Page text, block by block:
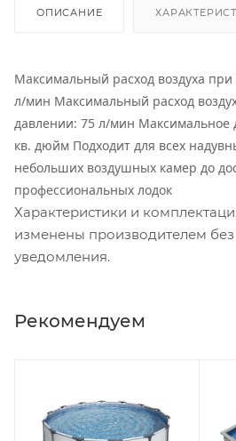
ОПИСАНИЕ
Максимальный расход воздуха
л/мин Максимальный расход
давлении: 75 л/мин Максимальное
кв. дюйм Подходит для всех
небольших воздушных камер до
профессиональных лодок
Характеристики и
изменены производителем
уведомления.
Рекомендуем